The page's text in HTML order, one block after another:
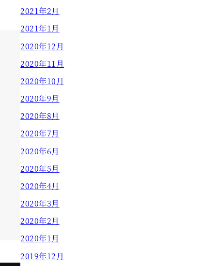
2021年2月
2021年1月
2020年12月
2020年11月
2020年10月
2020年9月
2020年8月
2020年7月
2020年6月
2020年5月
2020年4月
2020年3月
2020年2月
2020年1月
2019年12月